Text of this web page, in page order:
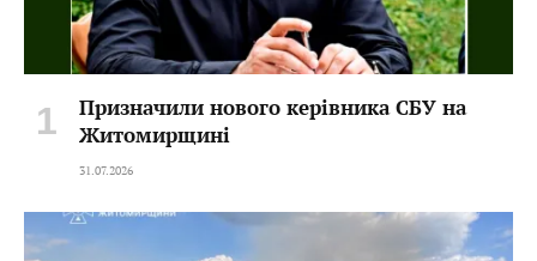
Призначили нового керівника СБУ на
Житомирщині
31.07.2026